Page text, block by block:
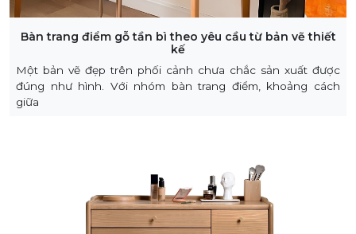
Bàn trang điểm gỗ tần bì theo yêu cầu từ bản vẽ thiết
kế
Một bản vẽ đẹp trên phối cảnh chưa chắc sản xuất được
đúng như hình. Với nhóm bàn trang điểm, khoảng cách
giữa